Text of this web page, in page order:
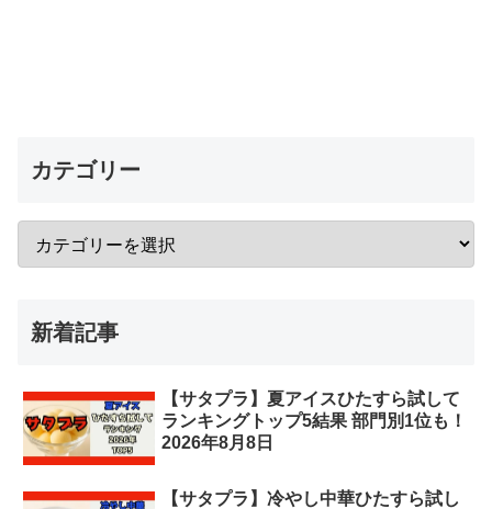
カテゴリー
新着記事
【サタプラ】夏アイスひたすら試して
ランキングトップ5結果 部門別1位も！
2026年8月8日
【サタプラ】冷やし中華ひたすら試し